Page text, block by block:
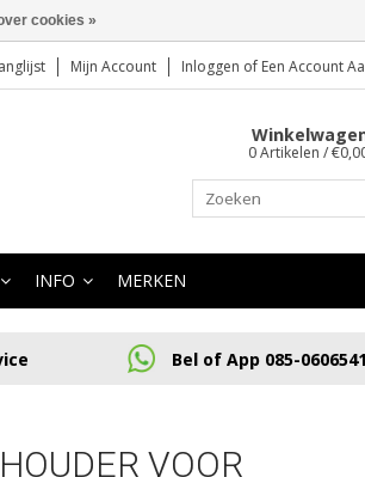
Mijn Account Inloggen of Een Account
0 Artikelen /
INFO MERKEN
Bel of App 085-0606541
VOOR
cookies »